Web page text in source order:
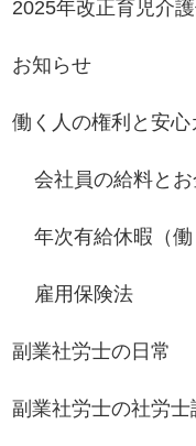
2025年改正育児介
お知らせ
働く人の権利と安心
会社員の給料と
年次有給休暇（働
雇用保険法
副業社労士の日常
副業社労士の社労